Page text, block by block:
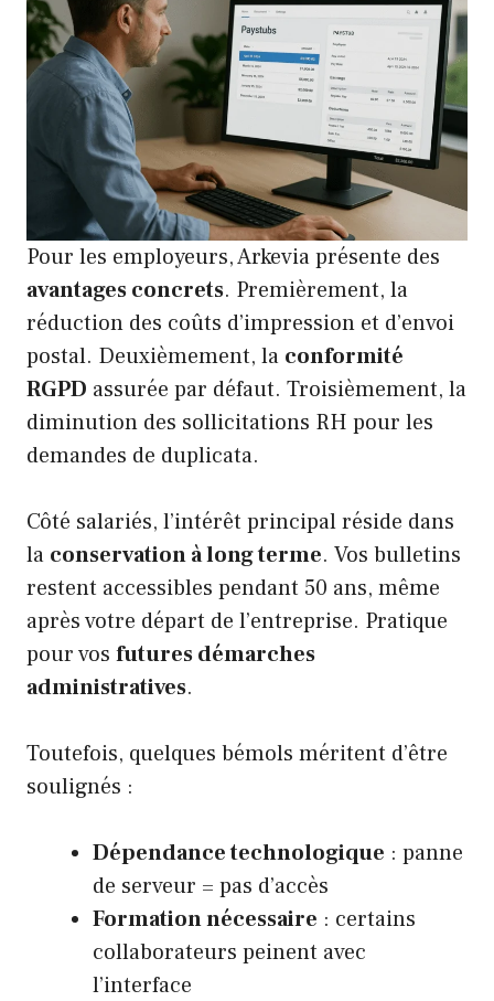
Pour les employeurs, Arkevia présente des
avantages concrets. Premièrement, la
réduction des coûts d’impression et d’envoi
postal. Deuxièmement, la conformité
RGPD assurée par défaut. Troisièmement, la
diminution des sollicitations RH pour les
demandes de duplicata.
Côté salariés, l’intérêt principal réside dans
la conservation à long terme. Vos bulletins
restent accessibles pendant 50 ans, même
après votre départ de l’entreprise. Pratique
pour vos futures démarches
administratives.
Toutefois, quelques bémols méritent d’être
soulignés :
Dépendance technologique : panne
de serveur = pas d’accès
Formation nécessaire : certains
collaborateurs peinent avec
l’interface